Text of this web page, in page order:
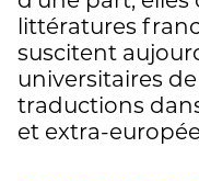
littératures
suscitent
universitaires
traductions
et extra-